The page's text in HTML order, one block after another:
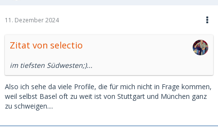
11. Dezember 2024
Zitat von selectio
im tiefsten Südwesten;)...
Also ich sehe da viele Profile, die für mich nicht in Frage kommen,
weil selbst Basel oft zu weit ist von Stuttgart und München ganz
zu schweigen....